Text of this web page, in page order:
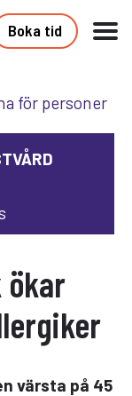
Boka tid
ökar
värsta på 45